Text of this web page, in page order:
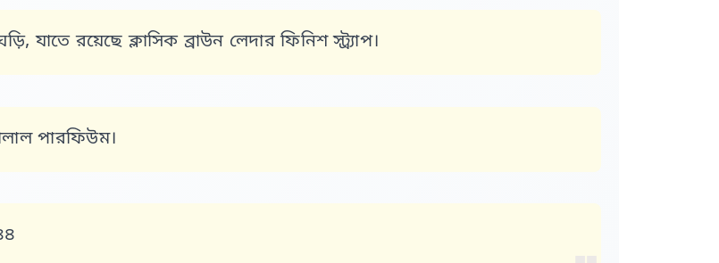
যাতে রয়েছে ক্লাসিক ব্রাউন লেদার ফিনিশ স্ট্র্যাপ।
পারফিউম।